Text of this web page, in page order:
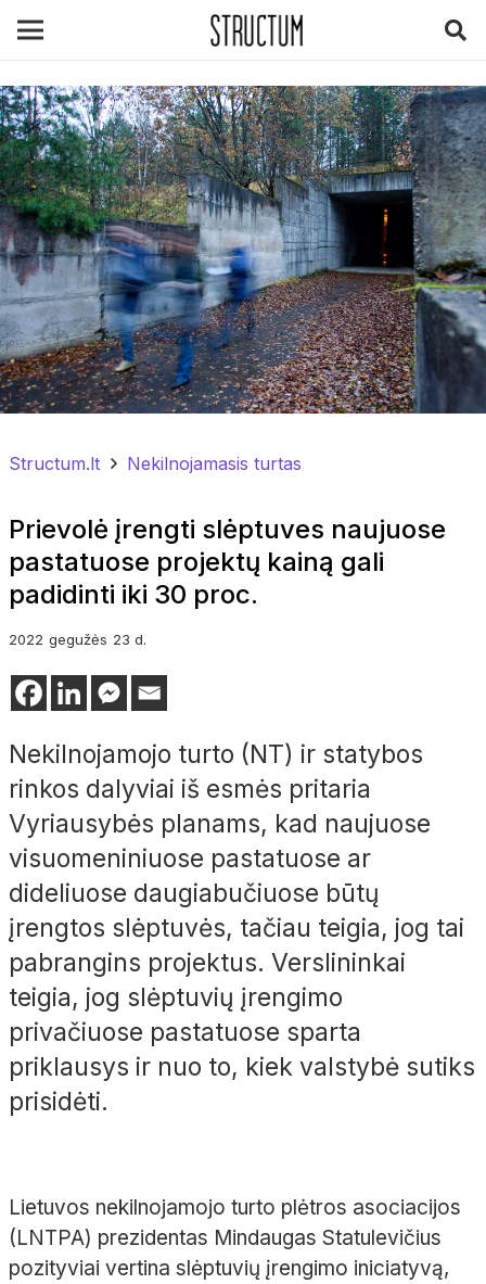
Structum.lt Nekilnojamasis turtas
Prievolė įrengti slėptuves naujuose
pastatuose projektų kainą gali
padidinti iki 30 proc.
2022 gegužės 23 d.
Nekilnojamojo turto (NT) ir statybos
rinkos dalyviai iš esmės pritaria
Vyriausybės planams, kad naujuose
visuomeniniuose pastatuose ar
dideliuose daugiabučiuose būtų
įrengtos slėptuvės, tačiau teigia, jog tai
pabrangins projektus. Verslininkai
teigia, jog slėptuvių įrengimo
privačiuose pastatuose sparta
priklausys ir nuo to, kiek valstybė sutiks
prisidėti.
Lietuvos nekilnojamojo turto plėtros asociacijos
(LNTPA) prezidentas Mindaugas Statulevičius
pozityviai vertina slėptuvių įrengimo iniciatyvą,